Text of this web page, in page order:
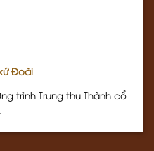
Đoài
trình Trung thu Thành cổ